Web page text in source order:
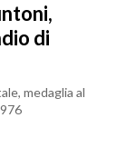
di
medaglia al